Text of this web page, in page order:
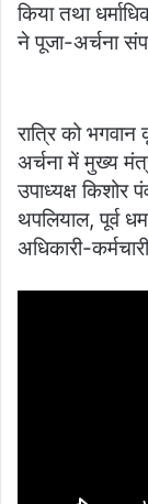
किया तथा
ने पूजा-अर्चना
रात्रि को
अर्चना में मुख्य
उपाध्यक्ष किशोर
थपलियाल, पूर्व
अधिकारी-